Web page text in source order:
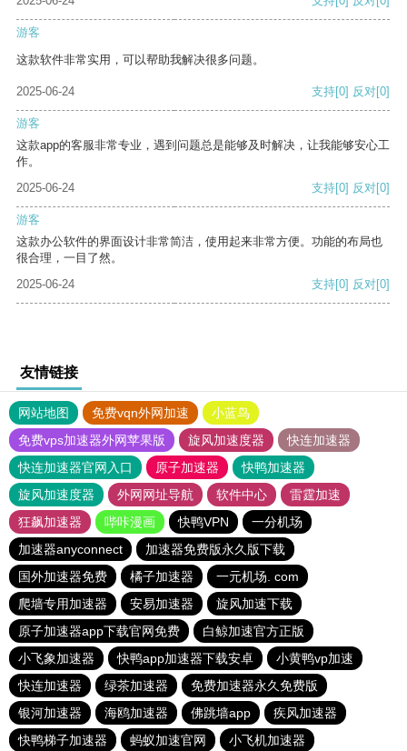
游客
这款软件非常实用，可以帮助我解决很多问题。
2025-06-24 支持[0] 反对[0]
游客
这款app的客服非常专业，遇到问题总是能够及时解决，让我能够安心工
作。
2025-06-24
支持[0] 反对[0]
游客
这款办公软件的界面设计非常简洁，使用起来非常方便。功能的布局也
很合理，一目了然。
2025-06-24
支持[0] 反对[0]
友情链接
网站地图 免费vqn外网加速
小蓝鸟
免费vps加速器外网苹果版
旋风加速度器
快连加速器
快连加速器官网入口
原子加速器
快鸭加速器
旋风加速度器
外网网址导航 软件中心
雷霆加速
狂飙加速器
哔咔漫画 快鸭VPN
一分机场
加速器anyconnect
加速器免费版永久版下载
国外加速器免费
橘子加速器
一元机场. com
爬墙专用加速器
安易加速器
旋风加速下载
原子加速器app下载官网免费
白鲸加速官方正版
小飞象加速器
快鸭app加速器下载安卓
小黄鸭vp加速
快连加速器
绿茶加速器
免费加速器永久免费版
银河加速器
海鸥加速器 佛跳墙app
疾风加速器
快鸭梯子加速器
蚂蚁加速官网 小飞机加速器